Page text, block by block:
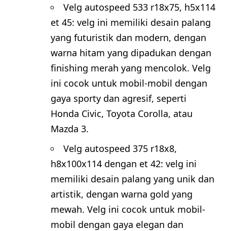
Velg autospeed 533 r18x75, h5x114
et 45: velg ini memiliki desain palang
yang futuristik dan modern, dengan
warna hitam yang dipadukan dengan
finishing merah yang mencolok. Velg
ini cocok untuk mobil-mobil dengan
gaya sporty dan agresif, seperti
Honda Civic, Toyota Corolla, atau
Mazda 3.
Velg autospeed 375 r18x8,
h8x100x114 dengan et 42: velg ini
memiliki desain palang yang unik dan
artistik, dengan warna gold yang
mewah. Velg ini cocok untuk mobil-
mobil dengan gaya elegan dan